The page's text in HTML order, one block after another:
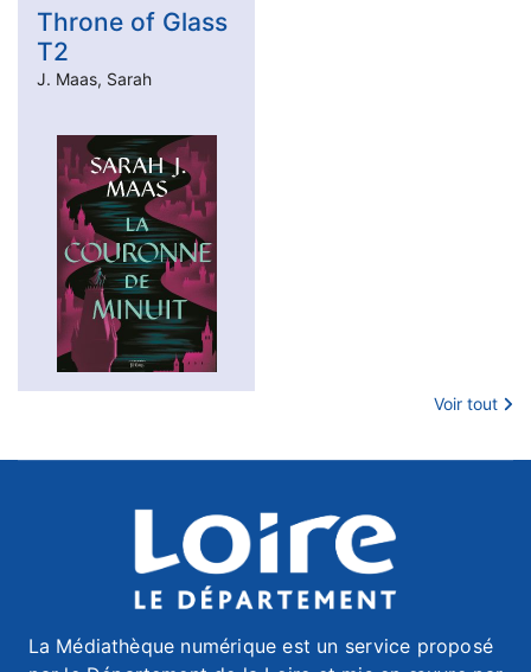
Throne of Glass
T2
J. Maas, Sarah
Voir tout
La Médiathèque numérique est un service proposé